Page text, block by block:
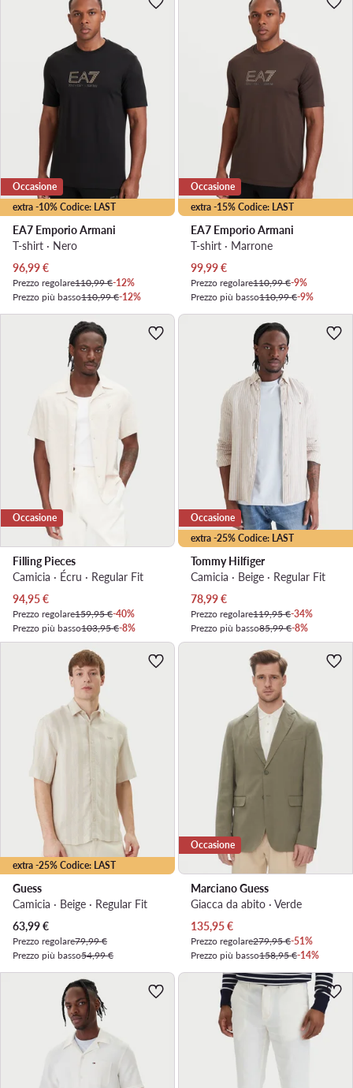
extra -10% Codice: LAST
Occasione
EA7 Emporio Armani
T-shirt · Nero
Prezzo attuale
96,99€
Prezzo regolare110,99 €-12%
Prezzo più basso110,99 €-12%
extra -15% Codice: LAST
Occasione
EA7 Emporio Armani
T-shirt · Marrone
Prezzo attuale
99,99€
Prezzo regolare110,99 €-9%
Prezzo più basso110,99 €-9%
Occasione
Filling Pieces
Camicia · Écru · Regular Fit
Prezzo attuale
94,95€
Prezzo regolare159,95 €-40%
Prezzo più basso103,95 €-8%
extra -25% Codice: LAST
Occasione
Tommy Hilfiger
Camicia · Beige · Regular Fit
Prezzo attuale
78,99€
Prezzo regolare119,95 €-34%
Prezzo più basso85,99 €-8%
extra -25% Codice: LAST
Guess
Camicia · Beige · Regular Fit
Prezzo attuale
63,99€
Prezzo regolare79,99 €
Prezzo più basso54,99 €
Occasione
Marciano Guess
Giacca da abito · Verde
Prezzo attuale
135,95€
Prezzo regolare279,95 €-51%
Prezzo più basso158,95 €-14%